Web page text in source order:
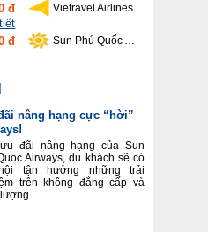
đ Sun Phú Quốc Airways
đ Bamboo Airways
nâng hạng cực “hời”
đãi nâng hạng của Sun
Airways, du khách sẽ có
tận hưởng những trải
trên không đẳng cấp và